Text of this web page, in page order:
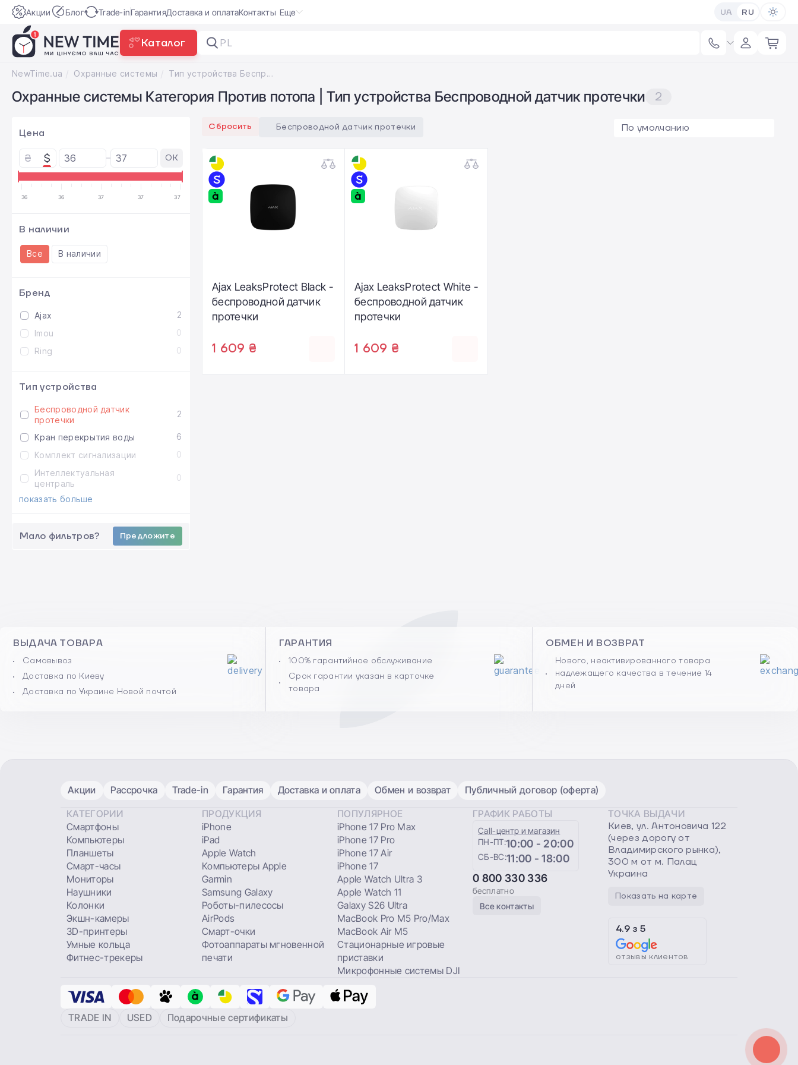
Акции Блог Trade-inГарантияДоставка и оплатаКонтакты Еще UA RU
Каталог PLAUD Not
NewTime.ua Охранные системы Тип устройства Беспроводной датчик протечки; Категория Против потопа
Охранные системы Категория Против потопа | Тип устройства Беспроводной датчик протечки 2
Цена
₴ $ OK
36 36 37 37 37
В наличии
Все В наличии
Бренд
Ajax
2
Imou
0
Ring
0
Тип устройства
Беспроводной датчик
протечки
2
Кран перекрытия воды
6
Комплект сигнализации
0
Интеллектуальная
централь
0
показать больше
Мало фильтров? Предложите
Сбросить Беспроводной датчик протечки По умолчанию
Ajax LeaksProtect Black -
беспроводной датчик
протечки
1 609 ₴
Ajax LeaksProtect White -
беспроводной датчик
протечки
1 609 ₴
ВЫДАЧА ТОВАРА
Самовывоз
Доставка по Киеву
Доставка по Украине Новой почтой
ГАРАНТИЯ
100% гарантийное обслуживание
Срок гарантии указан в карточке
товара
ОБМЕН И ВОЗВРАТ
Нового, неактивированного товара
надлежащего качества в течение 14
дней
Акции Рассрочка Trade-in Гарантия Доставка и оплата Обмен и возврат Публичный договор (оферта)
КАТЕГОРИИ
Смартфоны
Компьютеры
Планшеты
Смарт-часы
Мониторы
Наушники
Колонки
Экшн-камеры
3D-принтеры
Умные кольца
Фитнес-трекеры
ПРОДУКЦИЯ
iPhone
iPad
Apple Watch
Компьютеры Apple
Garmin
Samsung Galaxy
Роботы-пилесосы
AirPods
Смарт-очки
Фотоаппараты мгновенной
печати
ПОПУЛЯРНОЕ
iPhone 17 Pro Max
iPhone 17 Pro
iPhone 17 Air
iPhone 17
Apple Watch Ultra 3
Apple Watch 11
Galaxy S26 Ultra
MacBook Pro M5 Pro/Max
MacBook Air M5
Стационарные игровые
приставки
Микрофонные системы DJI
ГРАФИК РАБОТЫ
Сall-центр и магазин
ПН-ПТ:10:00 - 20:00
СБ-ВС:11:00 - 18:00
0 800 330 336
бесплатно
Все контакты
ТОЧКА ВЫДАЧИ
Киев, ул. Антоновича 122
(через дорогу от
Владимирского рынка),
300 м от м. Палац
Украина
Показать на карте
4.9з 5
отзывы клиентов
TRADE IN USED Подарочные сертификаты